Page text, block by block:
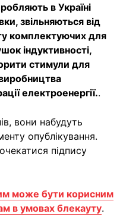
в Україні
звільняються від
комплектуючих для
індуктивності,
стимули для
електроенергії..
вони набудуть
опублікування.
підпису
може бути корисним
в умовах блекауту.